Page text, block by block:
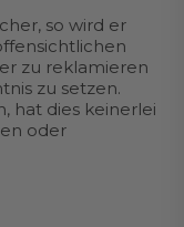
so wird er
zu reklamieren
zu setzen.
hat dies keinerlei
oder